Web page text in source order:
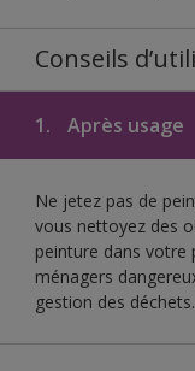
Conseils
1. Après usage
Ne jetez pas de
vous nettoyez des
peinture dans votre
ménagers
gestion des déchets.